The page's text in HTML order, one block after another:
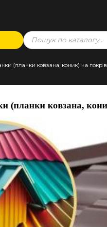
Products
search
(планки ковзана, коник) на
(планки ковзана,